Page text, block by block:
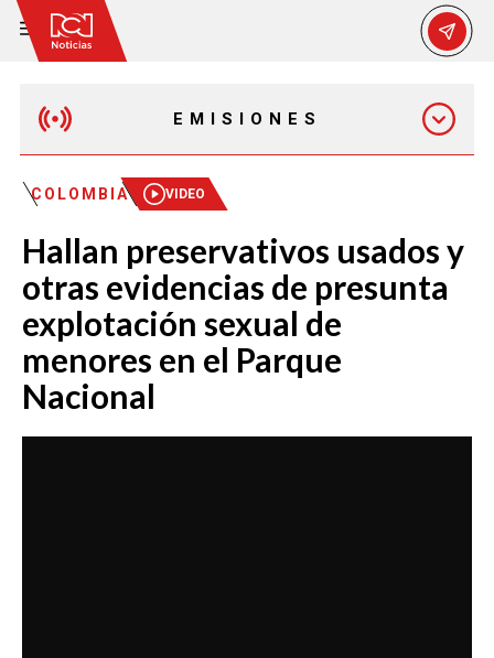
EMISIONES
MAÑANA EXPRESS
EMISIÓN 12:30 PM
EMISIÓN 7:00 PM
COLOMBIA VIDEO
Hallan preservativos usados y
otras evidencias de presunta
explotación sexual de
menores en el Parque
Nacional